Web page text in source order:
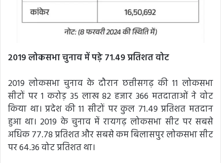
2019 लोकसभा चुनाव में पड़े 71.49 प्रतिशत वोट
2019 लोकसभा चुनाव के दौरान छत्तीसगढ़ की 11 लोकसभा
सीटों पर 1 करोड़ 35 लाख 82 हजार 366 मतदाताओं ने वोट
किया था। प्रदेश की 11 सीटों पर कुल 71.49 प्रतिशत मतदान
हुआ था। 2019 के चुनाव में रायगढ़ लोकसभा सीट पर सबसे
अधिक 77.78 प्रतिशत और सबसे कम बिलासपुर लोकसभा सीट
पर 64.36 वोट प्रतिशत था।